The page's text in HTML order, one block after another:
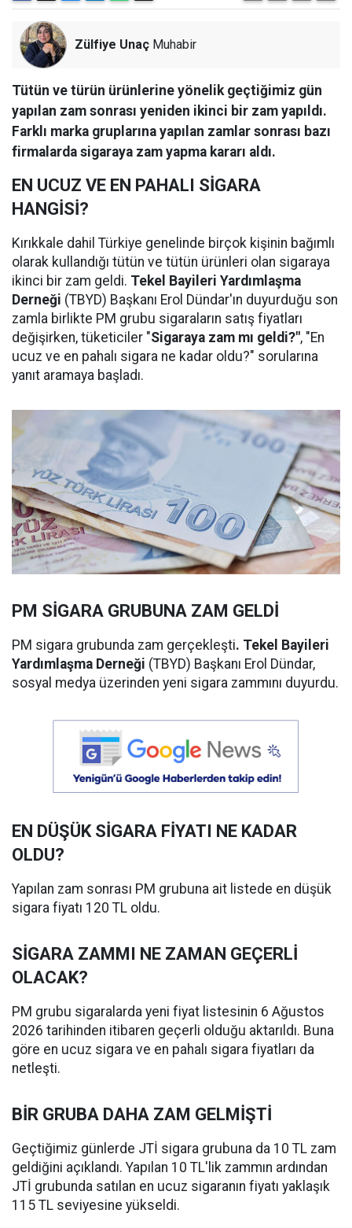
Zülfiye Unaç Muhabir
Tütün ve türün ürünlerine yönelik geçtiğimiz gün
yapılan zam sonrası yeniden ikinci bir zam yapıldı.
Farklı marka gruplarına yapılan zamlar sonrası bazı
firmalarda sigaraya zam yapma kararı aldı.
EN UCUZ VE EN PAHALI SİGARA
HANGİSİ?
Kırıkkale dahil Türkiye genelinde birçok kişinin bağımlı
olarak kullandığı tütün ve tütün ürünleri olan sigaraya
ikinci bir zam geldi. Tekel Bayileri Yardımlaşma
Derneği (TBYD) Başkanı Erol Dündar'ın duyurduğu son
zamla birlikte PM grubu sigaraların satış fiyatları
değişirken, tüketiciler "Sigaraya zam mı geldi?", "En
ucuz ve en pahalı sigara ne kadar oldu?" sorularına
yanıt aramaya başladı.
PM SİGARA GRUBUNA ZAM GELDİ
PM sigara grubunda zam gerçekleşti. Tekel Bayileri
Yardımlaşma Derneği (TBYD) Başkanı Erol Dündar,
sosyal medya üzerinden yeni sigara zammını duyurdu.
EN DÜŞÜK SİGARA FİYATI NE KADAR
OLDU?
Yapılan zam sonrası PM grubuna ait listede en düşük
sigara fiyatı 120 TL oldu.
SİGARA ZAMMI NE ZAMAN GEÇERLİ
OLACAK?
PM grubu sigaralarda yeni fiyat listesinin 6 Ağustos
2026 tarihinden itibaren geçerli olduğu aktarıldı. Buna
göre en ucuz sigara ve en pahalı sigara fiyatları da
netleşti.
BİR GRUBA DAHA ZAM GELMİŞTİ
Geçtiğimiz günlerde JTİ sigara grubuna da 10 TL zam
geldiğini açıklandı. Yapılan 10 TL'lik zammın ardından
JTİ grubunda satılan en ucuz sigaranın fiyatı yaklaşık
115 TL seviyesine yükseldi.